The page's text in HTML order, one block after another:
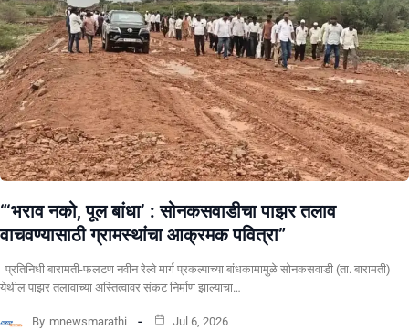
“‘भराव नको, पूल बांधा’ : सोनकसवाडीचा पाझर तलाव
वाचवण्यासाठी ग्रामस्थांचा आक्रमक पवित्रा”
प्रतिनिधी बारामती-फलटण नवीन रेल्वे मार्ग प्रकल्पाच्या बांधकामामुळे सोनकसवाडी (ता. बारामती)
येथील पाझर तलावाच्या अस्तित्वावर संकट निर्माण झाल्याचा…
By mnewsmarathi Jul 6, 2026